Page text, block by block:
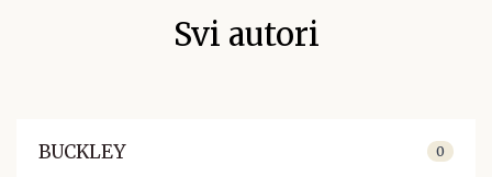
Svi autori
BUCKLEY 0